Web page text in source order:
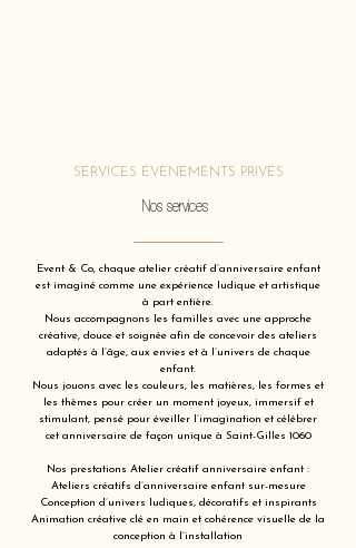
SERVICES ÉVÈNEMENTS PRIVÉS
Nos services
Event & Co, chaque atelier créatif d’anniversaire enfant
est imaginé comme une expérience ludique et artistique
à part entière.
Nous accompagnons les familles avec une approche
créative, douce et soignée afin de concevoir des ateliers
adaptés à l’âge, aux envies et à l’univers de chaque
enfant.
Nous jouons avec les couleurs, les matières, les formes et
les thèmes pour créer un moment joyeux, immersif et
stimulant, pensé pour éveiller l’imagination et célébrer
cet anniversaire de façon unique à Saint-Gilles 1060
Nos prestations Atelier créatif anniversaire enfant :
Ateliers créatifs d’anniversaire enfant sur-mesure
Conception d’univers ludiques, décoratifs et inspirants
Animation créative clé en main et cohérence visuelle de la
conception à l’installation